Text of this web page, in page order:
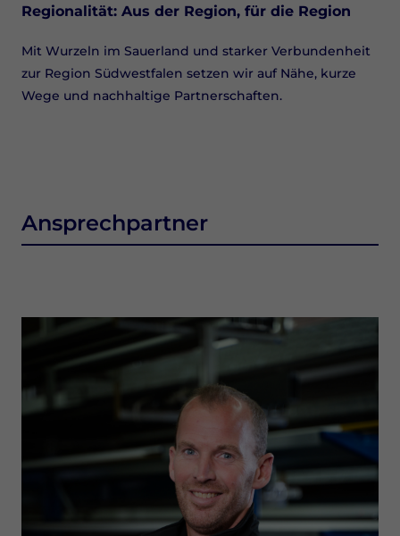
Regionalität: Aus der Region, für die Region
Mit Wurzeln im Sauerland und starker Verbundenheit
zur Region Südwestfalen setzen wir auf Nähe, kurze
Wege und nachhaltige Partnerschaften.
Ansprechpartner